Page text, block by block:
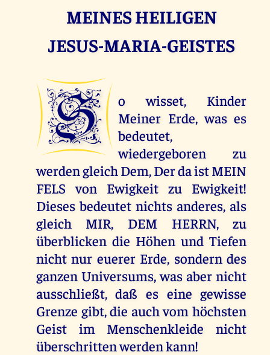
MEINES HEILIGEN
JESUS-MARIA-GEISTES
S
o wisset, Kinder
Meiner Erde, was es
bedeutet,
wiedergeboren zu
werden gleich Dem, Der da ist MEIN
FELS von Ewigkeit zu Ewigkeit!
Dieses bedeutet nichts anderes, als
gleich MIR, DEM HERRN, zu
überblicken die Höhen und Tiefen
nicht nur euerer Erde, sondern des
ganzen Universums, was aber nicht
ausschließt, daß es eine gewisse
Grenze gibt, die auch vom höchsten
Geist im Menschenkleide nicht
überschritten werden kann!